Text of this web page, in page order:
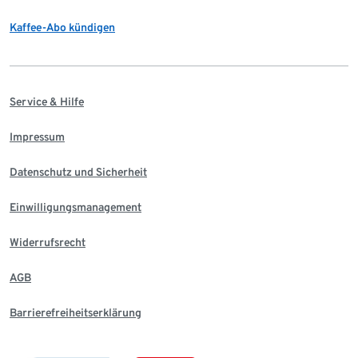
Kaffee-Abo kündigen
Service & Hilfe
Impressum
Datenschutz und Sicherheit
Einwilligungsmanagement
Widerrufsrecht
AGB
Barrierefreiheitserklärung